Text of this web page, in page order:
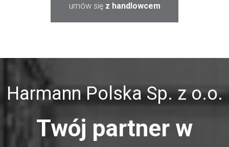
umów się z handlowcem
Harmann Polska Sp. z o.o.
Twój partner w